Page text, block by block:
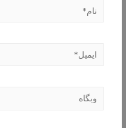
نام*
ایمیل*
وبگاه